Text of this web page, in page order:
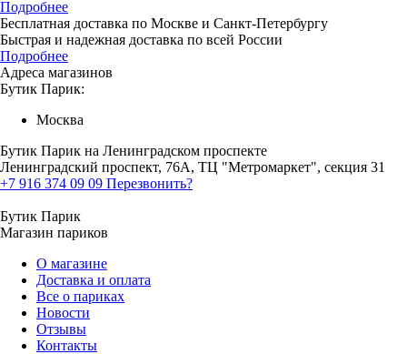
Подробнее
Бесплатная доставка по Москве и Санкт-Петербургу
Быстрая и надежная доставка по всей России
Подробнее
Адреса магазинов
Бутик Парик:
Москва
Бутик Парик на Ленинградском проспекте
Ленинградский проспект, 76А, ТЦ "Метромаркет", секция 31
+7 916 374 09 09 Перезвонить?
Бутик Парик
Магазин париков
О магазине
Доставка и оплата
Все о париках
Новости
Отзывы
Контакты